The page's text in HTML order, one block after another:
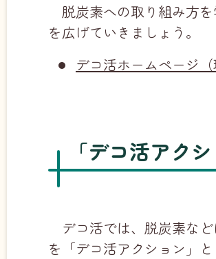
脱炭素への取り組み方
を広げていきましょう。
デコ活ホームページ
「デコ活アク
デコ活では、脱炭素な
を「デコ活アクション」と